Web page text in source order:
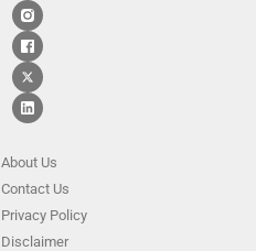
About Us
ContactUs
Privacy Policy
Disclaimer